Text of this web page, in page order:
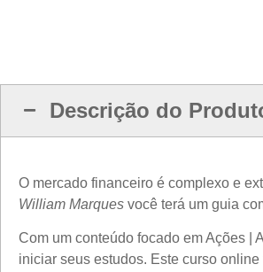
Descrição do
O mercado financeiro é complexo e
William Marques você terá um guia
Com um conteúdo focado em Ações |
iniciar seus estudos. Este curso